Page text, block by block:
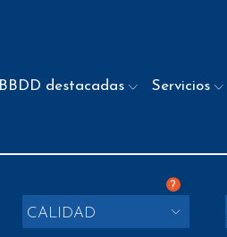
BBDD destacadas Servicios
?
CALIDAD